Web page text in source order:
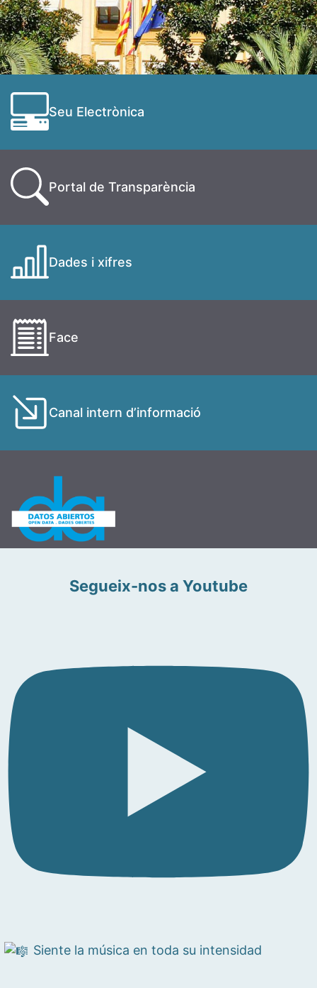
Seu Electrònica
Portal de Transparència
Dades i xifres
Face
Canal intern d’informació
Segueix-nos a Youtube
Siente la música en toda su intensidad